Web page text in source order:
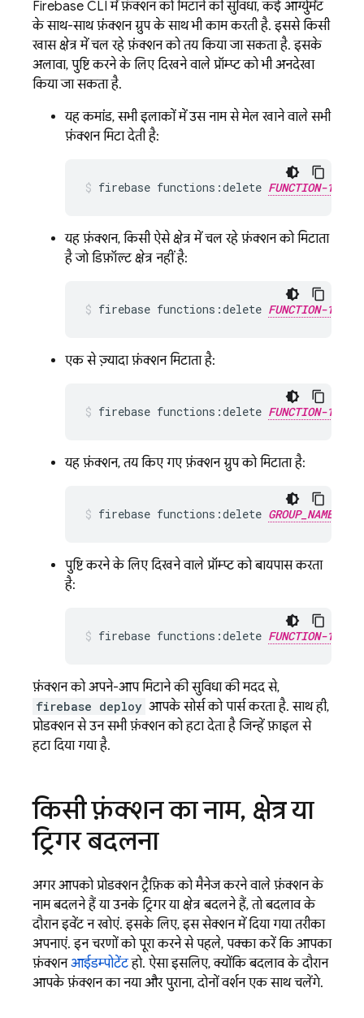
Firebase CLI में फ़ंक्शन को मिटाने की सुविधा, कई आर्ग्युमेंट
के साथ-साथ फ़ंक्शन ग्रुप के साथ भी काम करती है. इससे किसी
खास क्षेत्र में चल रहे फ़ंक्शन को तय किया जा सकता है. इसके
अलावा, पुष्टि करने के लिए दिखने वाले प्रॉम्प्ट को भी अनदेखा
किया जा सकता है.
यह कमांड, सभी इलाकों में उस नाम से मेल खाने वाले सभी
फ़ंक्शन मिटा देती है:
firebase functions:delete FUNCTION-
यह फ़ंक्शन, किसी ऐसे क्षेत्र में चल रहे फ़ंक्शन को मिटाता
है जो डिफ़ॉल्ट क्षेत्र नहीं है:
firebase functions:delete FUNCTION-
एक से ज़्यादा फ़ंक्शन मिटाता है:
firebase functions:delete FUNCTION-
यह फ़ंक्शन, तय किए गए फ़ंक्शन ग्रुप को मिटाता है:
firebase functions:delete GROUP_NAME
पुष्टि करने के लिए दिखने वाले प्रॉम्प्ट को बायपास करता
है:
firebase functions:delete FUNCTION-
फ़ंक्शन को अपने-आप मिटाने की सुविधा की मदद से,
firebase deploy आपके सोर्स को पार्स करता है. साथ ही,
प्रोडक्शन से उन सभी फ़ंक्शन को हटा देता है जिन्हें फ़ाइल से
हटा दिया गया है.
किसी फ़ंक्शन का नाम, क्षेत्र या
ट्रिगर बदलना
अगर आपको प्रोडक्शन ट्रैफ़िक को मैनेज करने वाले फ़ंक्शन के
नाम बदलने हैं या उनके ट्रिगर या क्षेत्र बदलने हैं, तो बदलाव के
दौरान इवेंट न खोएं. इसके लिए, इस सेक्शन में दिया गया तरीका
अपनाएं. इन चरणों को पूरा करने से पहले, पक्का करें कि आपका
फ़ंक्शनआईडम्पोटेंटहो. ऐसा इसलिए, क्योंकि बदलाव के दौरान
आपके फ़ंक्शन का नया और पुराना, दोनों वर्शन एक साथ चलेंगे.